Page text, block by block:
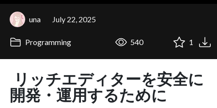
una July 22, 2025
Programming 540 1
リッチエディターを安全に
開発・運用するために